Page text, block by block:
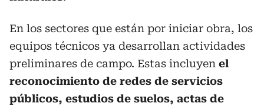
En los sectores que están por iniciar obra, los
equipos técnicos ya desarrollan actividades
preliminares de campo. Estas incluyen el
reconocimiento de redes de servicios
públicos, estudios de suelos, actas de